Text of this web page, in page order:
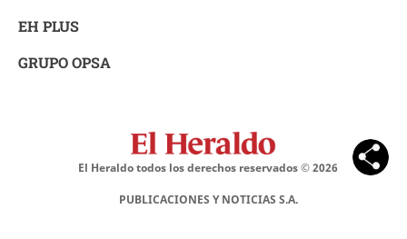
EH PLUS
GRUPO OPSA
El Heraldo todos los derechos reservados ©2026
PUBLICACIONES Y NOTICIAS S.A.